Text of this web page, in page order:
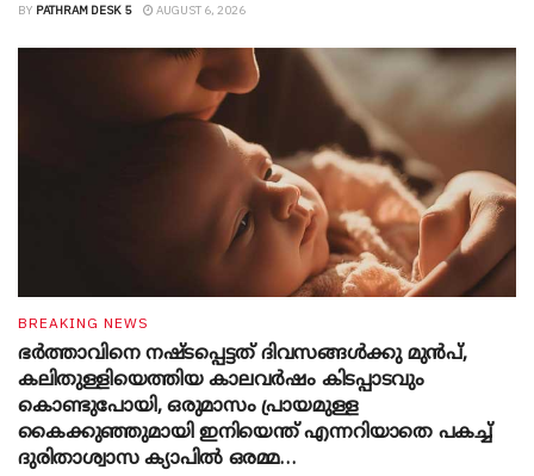
BY PATHRAM DESK 5 AUGUST 6, 2026
BREAKING NEWS
ഭർത്താവിനെ നഷ്ടപ്പെട്ടത് ദിവസങ്ങൾക്കു മുൻപ്,
കലിതുള്ളിയെത്തിയ കാലവർഷം കിടപ്പാടവും
കൊണ്ടുപോയി, ഒരുമാസം പ്രായമുള്ള
കൈക്കുഞ്ഞുമായി ഇനിയെന്ത് എന്നറിയാതെ പകച്ച്
ദുരിതാശ്വാസ ക്യാപിൽ ഒരമ്മ…